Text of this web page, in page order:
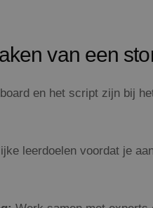
van een
en het script zijn bij
leerdoelen voordat je